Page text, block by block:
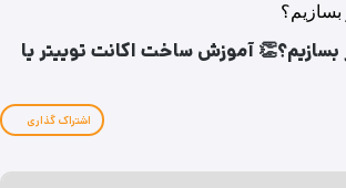
بسازیم؟👏 آموزش ساخت اکانت توییتر یا
اشتراک گذاری